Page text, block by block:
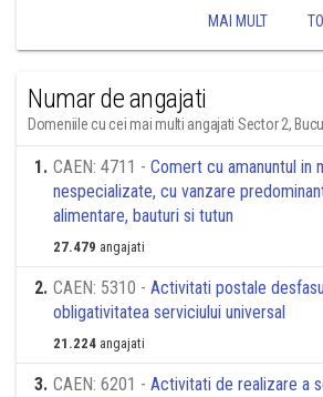
MAI MULT
Numar de angajati
Domeniile cu cei mai multi angajati Sector 2,
1. CAEN: 4711 - Comert cu amanuntul in
nespecializate, cu vanzare
alimentare, bauturi si tutun
27.479 angajati
2. CAEN: 5310 - Activitati postale
obligativitatea serviciului universal
21.224 angajati
3. CAEN: 6201 - Activitati de realizare a